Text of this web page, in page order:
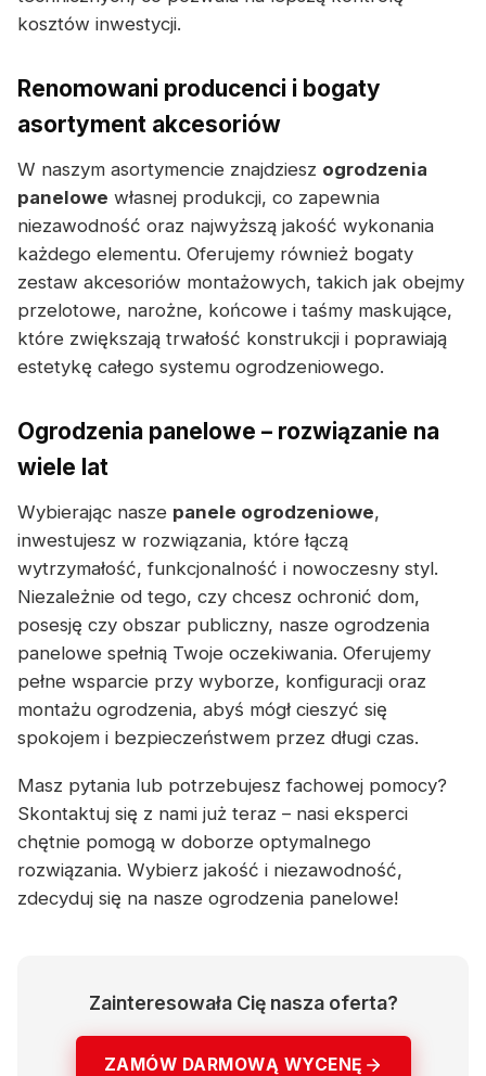
kosztów inwestycji.
Renomowani producenci i bogaty
asortyment akcesoriów
W naszym asortymencie znajdziesz ogrodzenia
panelowe własnej produkcji, co zapewnia
niezawodność oraz najwyższą jakość wykonania
każdego elementu. Oferujemy również bogaty
zestaw akcesoriów montażowych, takich jak obejmy
przelotowe, narożne, końcowe i taśmy maskujące,
które zwiększają trwałość konstrukcji i poprawiają
estetykę całego systemu ogrodzeniowego.
Ogrodzenia panelowe – rozwiązanie na
wiele lat
Wybierając nasze panele ogrodzeniowe,
inwestujesz w rozwiązania, które łączą
wytrzymałość, funkcjonalność i nowoczesny styl.
Niezależnie od tego, czy chcesz ochronić dom,
posesję czy obszar publiczny, nasze ogrodzenia
panelowe spełnią Twoje oczekiwania. Oferujemy
pełne wsparcie przy wyborze, konfiguracji oraz
montażu ogrodzenia, abyś mógł cieszyć się
spokojem i bezpieczeństwem przez długi czas.
Masz pytania lub potrzebujesz fachowej pomocy?
Skontaktuj się z nami już teraz – nasi eksperci
chętnie pomogą w doborze optymalnego
rozwiązania. Wybierz jakość i niezawodność,
zdecyduj się na nasze ogrodzenia panelowe!
Zainteresowała Cię nasza oferta?
ZAMÓW DARMOWĄ WYCENĘ